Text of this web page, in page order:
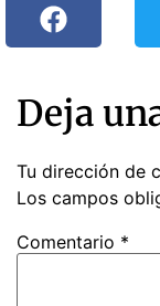
Deja
Tu dirección de
Los campos
Comentario *